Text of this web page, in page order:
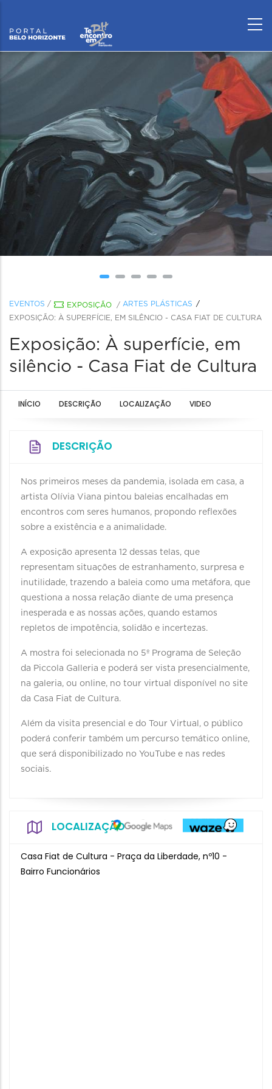
EVENTOS / EXPOSIÇÃO / ARTES PLÁSTICAS
EXPOSIÇÃO: À SUPERFÍCIE, EM SILÊNCIO - CASA FIAT DE CULTURA
Exposição: À superfície, em
silêncio - Casa Fiat de Cultura
INÍCIO DESCRIÇÃO LOCALIZAÇÃO VIDEO
DESCRIÇÃO
Nos primeiros meses da pandemia, isolada em casa, a
artista Olívia Viana pintou baleias encalhadas em
encontros com seres humanos, propondo reflexões
sobre a existência e a animalidade.
A exposição apresenta 12 dessas telas, que
representam situações de estranhamento, surpresa e
inutilidade, trazendo a baleia como uma metáfora, que
questiona a nossa relação diante de uma presença
inesperada e as nossas ações, quando estamos
repletos de impotência, solidão e incertezas.
A mostra foi selecionada no 5º Programa de Seleção
da Piccola Galleria e poderá ser vista presencialmente,
na galeria, ou online, no tour virtual disponível no site
da Casa Fiat de Cultura.
Além da visita presencial e do Tour Virtual, o público
poderá conferir também um percurso temático online,
que será disponibilizado no YouTube e nas redes
sociais.
LOCALIZAÇÃO
Casa Fiat de Cultura - Praça da Liberdade, nº10 -
Bairro Funcionários